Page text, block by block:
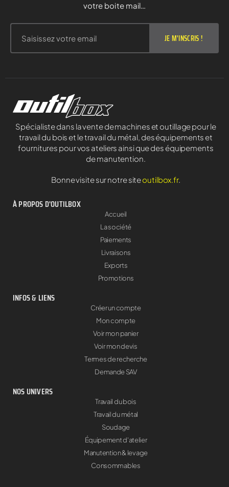
votre boite mail…
JE M'INSCRIS !
Spécialiste dans la vente de machines et outillage pour le
travail du bois et le travail du métal, des équipements et
fournitures pour vos ateliers ainsi que des équipements
de manutention.
Bonne visite sur notre siteoutilbox.fr.
À PROPOS D'OUTILBOX
Accueil
La société
Paiements
Livraisons
Exports
Promotions
INFOS & LIENS
Créer un compte
Mon compte
Voir mon panier
Voir mon devis
Termes de recherche
Demande SAV
NOS UNIVERS
Travail du bois
Travail du métal
Soudage
Équipement d'atelier
Manutention & levage
Consommables